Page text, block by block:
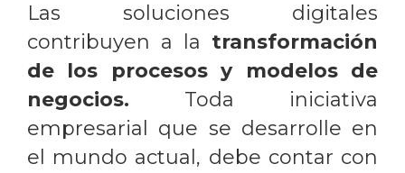
Las soluciones digitales
contribuyen a la transformación
de los procesos y modelos de
negocios. Toda iniciativa
empresarial que se desarrolle en
el mundo actual, debe contar con